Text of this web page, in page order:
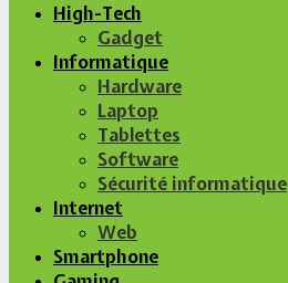
High-Tech
Gadget
Informatique
Hardware
Laptop
Tablettes
Software
Sécurité informatique
Internet
Web
Smartphone